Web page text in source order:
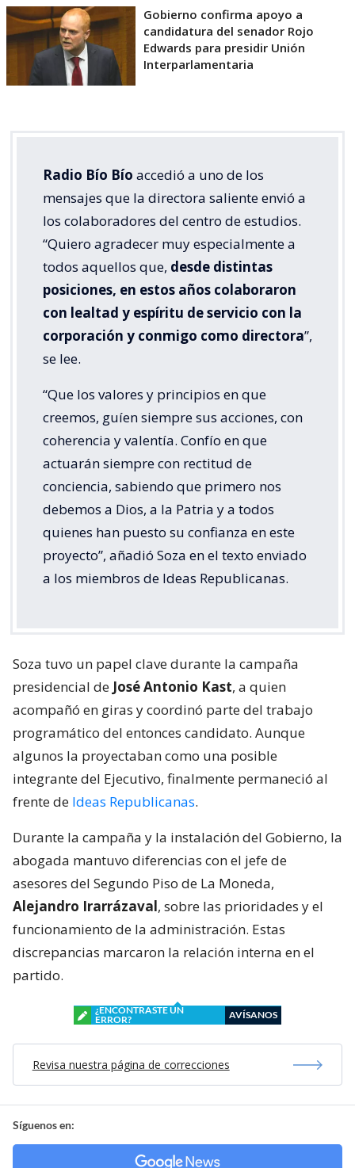
Gobierno confirma apoyo a
candidatura del senador Rojo
Edwards para presidir Unión
Interparlamentaria
Radio Bío Bío accedió a uno de los
mensajes que la directora saliente envió a
los colaboradores del centro de estudios.
“Quiero agradecer muy especialmente a
todos aquellos que, desde distintas
posiciones, en estos años colaboraron
con lealtad y espíritu de servicio con la
corporación y conmigo como directora”,
se lee.
“Que los valores y principios en que
creemos, guíen siempre sus acciones, con
coherencia y valentía. Confío en que
actuarán siempre con rectitud de
conciencia, sabiendo que primero nos
debemos a Dios, a la Patria y a todos
quienes han puesto su confianza en este
proyecto”, añadió Soza en el texto enviado
a los miembros de Ideas Republicanas.
Soza tuvo un papel clave durante la campaña
presidencial de José Antonio Kast, a quien
acompañó en giras y coordinó parte del trabajo
programático del entonces candidato. Aunque
algunos la proyectaban como una posible
integrante del Ejecutivo, finalmente permaneció al
frente de Ideas Republicanas.
Durante la campaña y la instalación del Gobierno, la
abogada mantuvo diferencias con el jefe de
asesores del Segundo Piso de La Moneda,
Alejandro Irarrázaval, sobre las prioridades y el
funcionamiento de la administración. Estas
discrepancias marcaron la relación interna en el
partido.
¿ENCONTRASTE UN
ERROR?
AVÍSANOS
Revisa nuestra página de correcciones
Síguenos en: